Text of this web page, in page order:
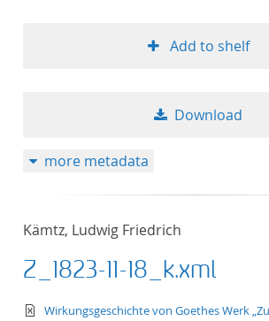
Add to shelf
Download
more metadata
Kämtz, Ludwig Friedrich
Z_1823-11-18_k.xml
text/xml
Wirkungsgeschichte von Goethes Werk